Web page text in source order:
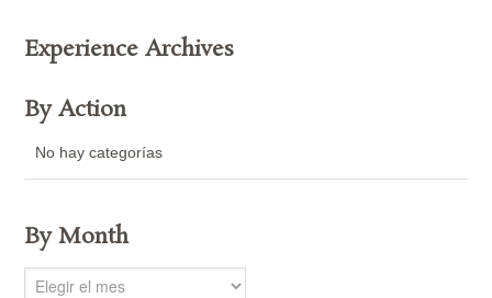
Experience Archives
By Action
No hay categorías
By Month
By